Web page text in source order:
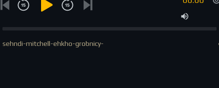
sehndi-mitchell-ehkho-grobnicy-